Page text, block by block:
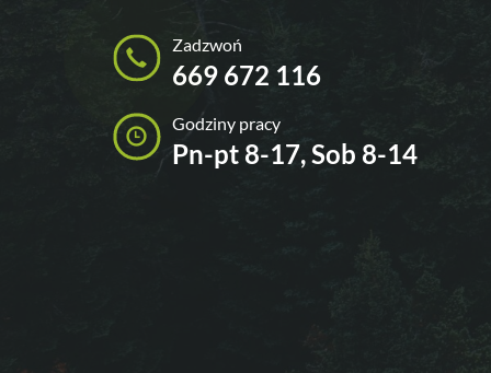
Zadzwoń
669 672 116
Godziny pracy
Pn-pt 8-17, Sob 8-14